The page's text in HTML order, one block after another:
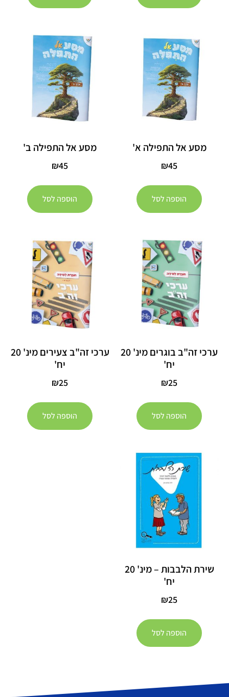
מסע אל התפילה א'
₪45
הוספה לסל
מסע אל התפילה ב'
₪45
הוספה לסל
ערכי זה"ב בוגרים מינ' 20
יח'
₪25
הוספה לסל
ערכי זה"ב צעירים מינ' 20
יח'
₪25
הוספה לסל
שירת הלבבות – מינ' 20
יח'
₪25
הוספה לסל